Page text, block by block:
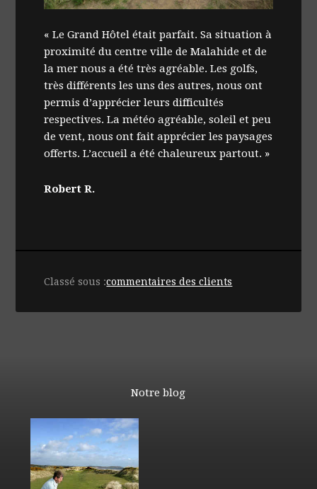
« Le Grand Hôtel était parfait. Sa situation à
proximité du centre ville de Malahide et de
la mer nous a été très agréable. Les golfs,
très différents les uns des autres, nous ont
permis d’apprécier leurs difficultés
respectives. La météo agréable, soleil et peu
de vent, nous ont fait apprécier les paysages
offerts. L’accueil a été chaleureux partout. »
Robert R.
Classé sous :commentaires des clients
Notre blog